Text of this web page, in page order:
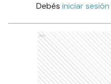
Debés iniciar sesión
Ads